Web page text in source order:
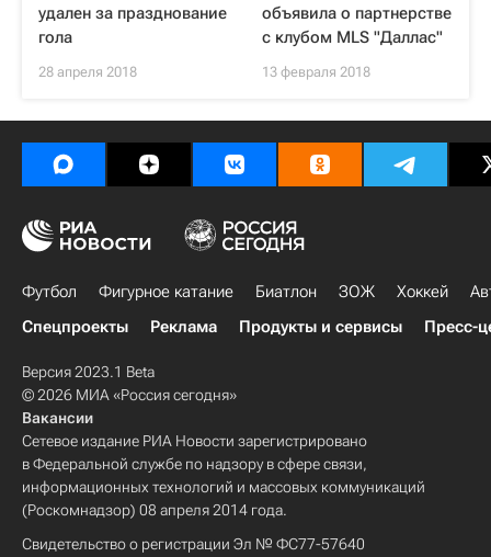
удален за празднование
гола
28 апреля 2018
объявила о партнерстве
с клубом MLS "Даллас"
13 февраля 2018
Футбол Фигурное катание Биатлон ЗОЖ Хоккей
Спецпроекты
Реклама Продукты и сервисы Пресс-
Версия 2023.1 Beta
© 2026 МИА «Россия сегодня»
Вакансии
Сетевое издание РИА Новости зарегистрировано
в Федеральной службе по надзору в сфере связи,
информационных технологий и массовых коммуникаций
(Роскомнадзор) 08 апреля 2014 года.
Свидетельство о регистрации Эл № ФС77-57640